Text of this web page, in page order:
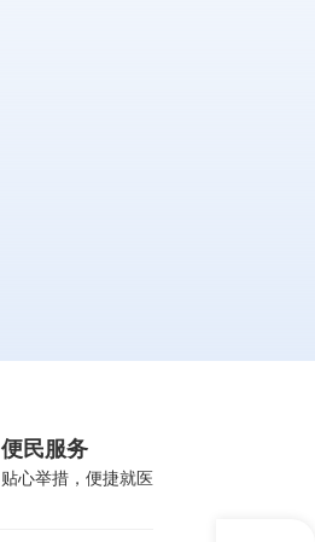
便民服务
贴心举措，便捷就医